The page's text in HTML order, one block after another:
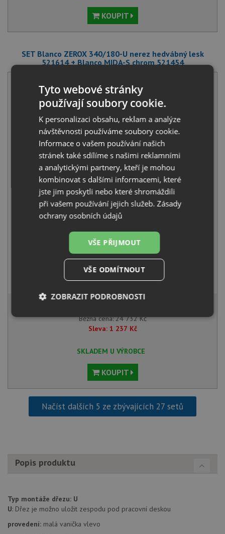
KOUPIT
SET Blanco ZEROX 340/180-U nerez hedvábný lesk
521614 + Blanco MIDA-S chrom 521454
Blanco ZEROX 340/180-U nerez hedvábný lesk 521614
20 691 Kčs DPH
+
Blanco MIDA-S chrom 521454
4 041 Kčs DPH
23 495 Kč
Běžná cena:24 732 Kč
Sleva: 1 237 Kč
SKLADEM U VÝROBCE
KOUPIT
Načíst dalších 5 ze zbývajících 27 setů
Popis produktu
Typ montáže dřezu: U
U: Dřez je možno uložit zespodu pod pracovní deskou
provedení: malá vanička vlevo
Tyto webové stránky
používají soubory cookie.
K personalizaci obsahu, reklam a analýze
návštěvnosti používáme soubory cookie.
Informace o vašem používání našich
stránek také sdílíme s našimi reklamními
a analytickými partnery, kteří je mohou
kombinovat s dalšími informacemi, které
jste jim poskytli nebo které shromáždili
při vašem používání jejich služeb.Zásady
ochrany osobních údajů
VŠE PŘIJMOUT
VŠE ODMÍTNOUT
ZOBRAZIT PODROBNOSTI
Nezbytně
Výkonové
soubory
Soubory
Funkční soubory
Nezařazené
soubory
Soubory cílení
Nezbytně nutné soubory cookie umožňují základní
funkce webových stránek, jako je přihlášení
uživatele a správa účtu. Webové stránky nelze bez
nezbytně nutných souborů cookie správně používat.